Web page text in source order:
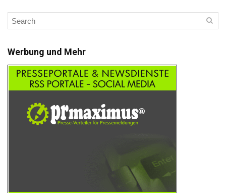
Werbung und Mehr